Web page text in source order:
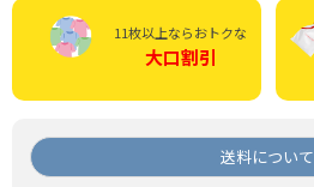
11枚以上ならおトクな
大口割引
送料について